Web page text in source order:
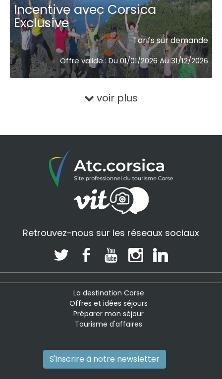
Incentive avec Corsica
Exclusive
Tarifs sur demande
Offre valide : Du 01/01/2026 Au 31/12/2026
voir plus
Retrouvez-nous sur les réseaux sociaux
La destination Corse
Offres et idées séjours
Préparer mon séjour
Tourisme d'affaires
S'inscrire à notre newsletter